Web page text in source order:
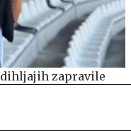
zapravile